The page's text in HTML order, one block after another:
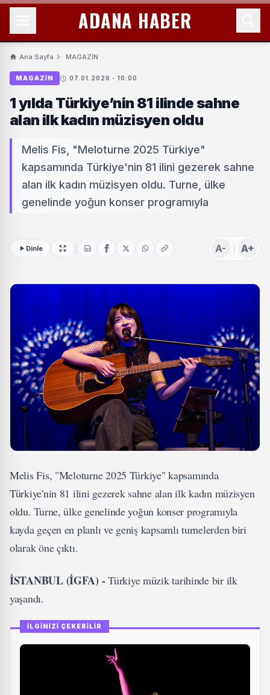
ADANA HABER
Ana Sayfa MAGAZİN
MAGAZİN 07.01.2026 - 10:00
1 yılda Türkiye’nin 81 ilinde sahne
alan ilk kadın müzisyen oldu
Melis Fis, "Meloturne 2025 Türkiye"
kapsamında Türkiye'nin 81 ilini gezerek sahne
alan ilk kadın müzisyen oldu. Turne, ülke
genelinde yoğun konser programıyla
Dinle A- A+
Melis Fis, "Meloturne 2025 Türkiye" kapsamında
Türkiye'nin 81 ilini gezerek sahne alan ilk kadın müzisyen
oldu. Turne, ülke genelinde yoğun konser programıyla
kayda geçen en planlı ve geniş kapsamlı turnelerden biri
olarak öne çıktı.
İSTANBUL (İGFA) -Türkiye müzik tarihinde bir ilk
yaşandı.
İLGİNİZİ ÇEKEBİLİR